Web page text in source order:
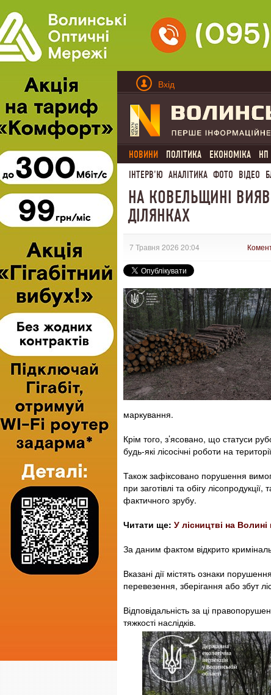
Вхід
НОВИНИ ПОЛІТИКА ЕКОНОМІКА НП
ІНТЕРВ'Ю АНАЛІТИКА ФОТО ВІДЕО
НА КОВЕЛЬЩИНІ
ДІЛЯНКАХ
7 Травня 2026 20:04
маркування.
Крім того, з’ясовано, що статуси
будь-які лісосічні роботи на
Також зафіксовано порушення
при заготівлі та обігу
фактичного зрубу.
Читати ще: У лісництві на
За даним фактом відкрито
Вказані дії містять ознаки
перевезення, зберігання або збут
Відповідальність за ці
тяжкості наслідків.